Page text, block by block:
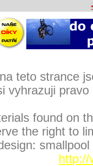
teto strance
vyhrazuji
found on
the right to
http://